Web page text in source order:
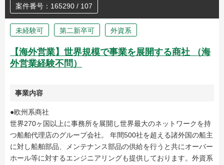
案件番号：165290 / 107
未経験可 第二新卒可 外資系
【海外営業】世界規模で事業を展開する商社 （海
外営業経験不問）
事業内容
●欧州系商社
世界270ヶ国以上に事務所を展開し世界最大のネットワークを持
つ船舶代理店のグループ会社。 年間500社を超える諸外国の船主
に対し船舶部品、メンテナンス部品の供給を行うと共にオーバー
ホール等に対するエンジニアリングも提供しております。外資系